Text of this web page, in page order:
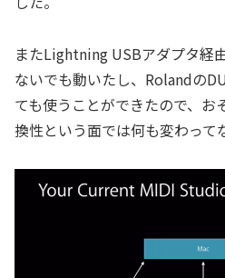
またLightning USBアダプタ経
ないでも動いたし、Rolandの
ても使うことができたので、お
換性という面では何も変わって